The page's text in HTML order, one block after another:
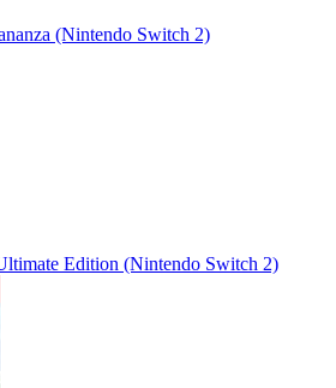
(Nintendo Switch 2)
Edition (Nintendo Switch 2)